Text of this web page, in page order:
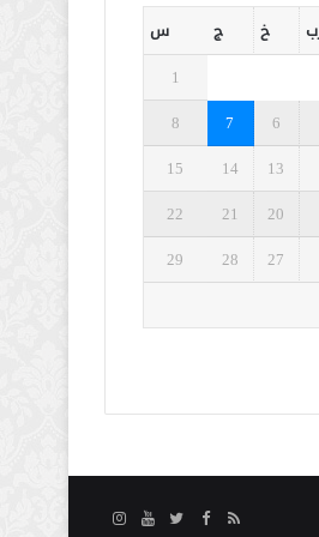
خ ج
س
1
6
7
8
13
14
15
20
21
22
27
28
29